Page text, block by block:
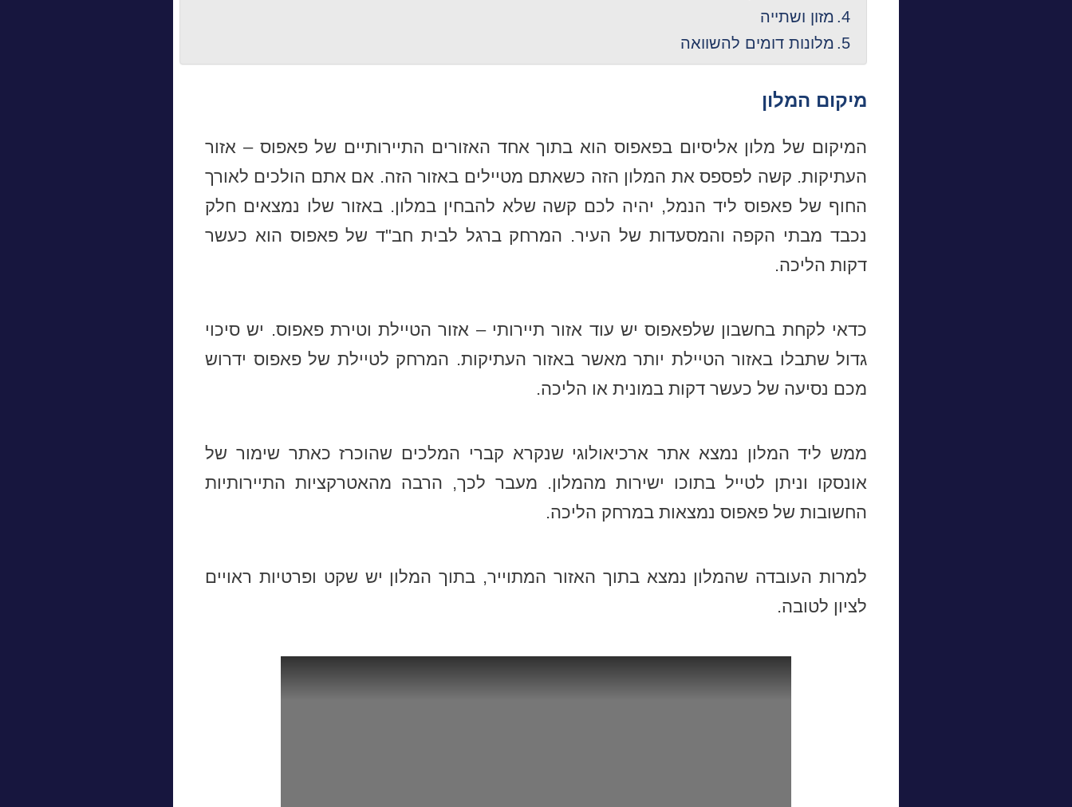
מזון ושתייה
מלונות דומים להשוואה
מיקום המלון
המיקום של מלון אליסיום בפאפוס הוא בתוך אחד האזורים התיירותיים של פאפוס – אזור
העתיקות. קשה לפספס את המלון הזה כשאתם מטיילים באזור הזה. אם אתם הולכים לאורך
החוף של פאפוס ליד הנמל, יהיה לכם קשה שלא להבחין במלון. באזור שלו נמצאים חלק
נכבד מבתי הקפה והמסעדות של העיר. המרחק ברגל לבית חב"ד של פאפוס הוא כעשר
דקות הליכה.
כדאי לקחת בחשבון שלפאפוס יש עוד אזור תיירותי – אזור הטיילת וטירת פאפוס. יש סיכוי
גדול שתבלו באזור הטיילת יותר מאשר באזור העתיקות. המרחק לטיילת של פאפוס ידרוש
מכם נסיעה של כעשר דקות במונית או הליכה.
ממש ליד המלון נמצא אתר ארכיאולוגי שנקרא קברי המלכים שהוכרז כאתר שימור של
אונסקו וניתן לטייל בתוכו ישירות מהמלון. מעבר לכך, הרבה מהאטרקציות התיירותיות
החשובות של פאפוס נמצאות במרחק הליכה.
למרות העובדה שהמלון נמצא בתוך האזור המתוייר, בתוך המלון יש שקט ופרטיות ראויים
לציון לטובה.